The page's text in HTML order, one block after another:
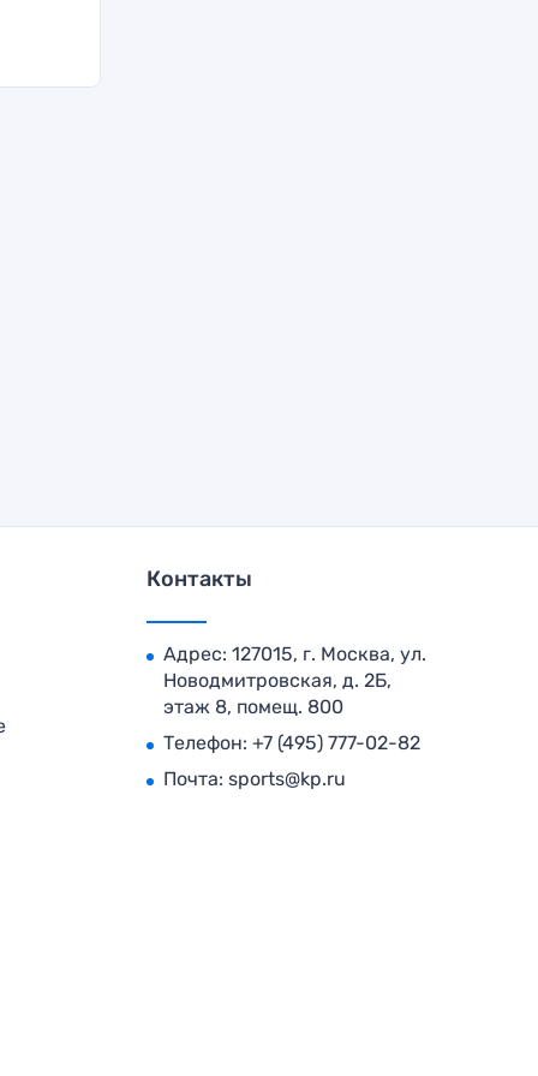
Контакты
Адрес: 127015, г. Москва, ул.
Новодмитровская, д. 2Б,
этаж 8, помещ. 800
Телефон: +7 (495) 777-02-82
Почта: sports@kp.ru